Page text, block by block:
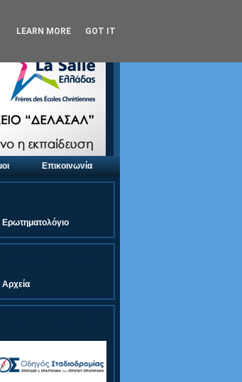
Επικοινωνία
Ερωτηματολόγιο
Αρχεία
LEARN MORE GOT IT